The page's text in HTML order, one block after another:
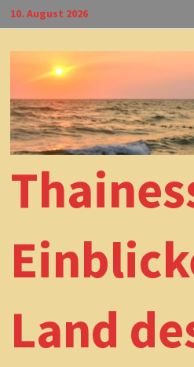
Zum
Inhalt
springen
10. August 2026
Land